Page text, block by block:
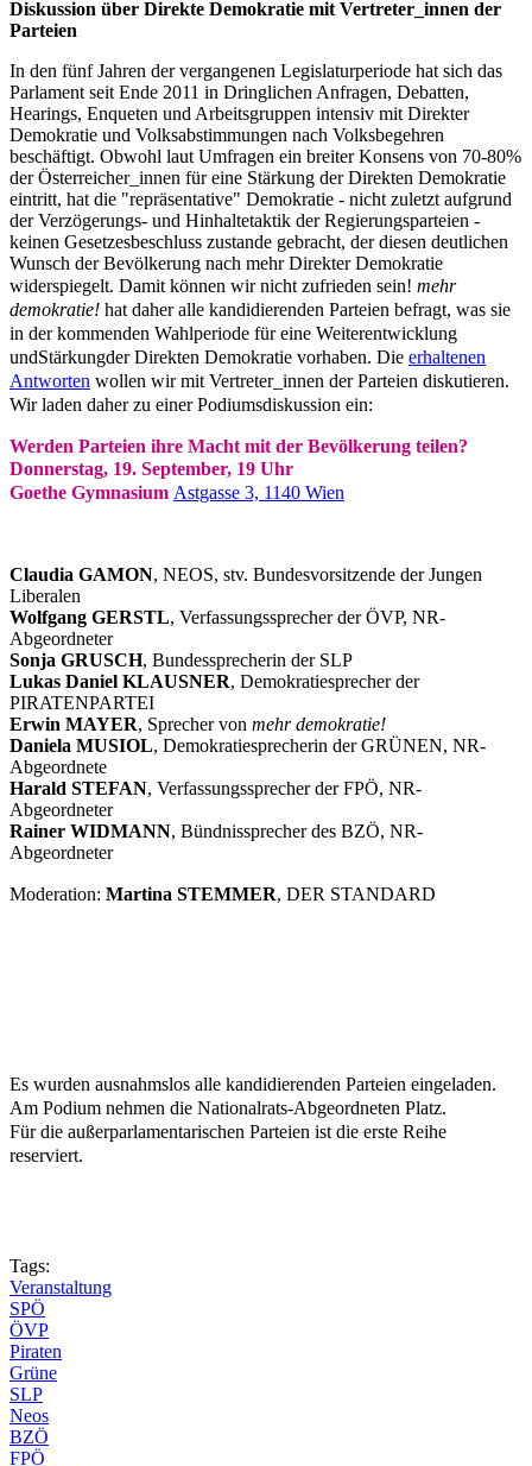
Diskussion über Direkte Demokratie mit Vertreter_innen der
Parteien
In den fünf Jahren der vergangenen Legislaturperiode hat sich das
Parlament seit Ende 2011 in Dringlichen Anfragen, Debatten,
Hearings, Enqueten und Arbeitsgruppen intensiv mit Direkter
Demokratie und Volksabstimmungen nach Volksbegehren
beschäftigt. Obwohl laut Umfragen ein breiter Konsens von 70-80%
der Österreicher_innen für eine Stärkung der Direkten Demokratie
eintritt, hat die "repräsentative" Demokratie - nicht zuletzt aufgrund
der Verzögerungs- und Hinhaltetaktik der Regierungsparteien -
keinen Gesetzesbeschluss zustande gebracht, der diesen deutlichen
Wunsch der Bevölkerung nach mehr Direkter Demokratie
widerspiegelt. Damit können wir nicht zufrieden sein! mehr
demokratie! hat daher alle kandidierenden Parteien befragt, was sie
in der kommenden Wahlperiode für eine Weiterentwicklung
undStärkungder Direkten Demokratie vorhaben. Die erhaltenen
Antworten wollen wir mit Vertreter_innen der Parteien diskutieren.
Wir laden daher zu einer Podiumsdiskussion ein:
Werden Parteien ihre Macht mit der Bevölkerung teilen?
Donnerstag, 19. September, 19 Uhr
Goethe Gymnasium Astgasse 3, 1140 Wien
Claudia GAMON, NEOS, stv. Bundesvorsitzende der Jungen
Liberalen
Wolfgang GERSTL, Verfassungssprecher der ÖVP, NR-
Abgeordneter
Sonja GRUSCH, Bundessprecherin der SLP
Lukas Daniel KLAUSNER, Demokratiesprecher der
PIRATENPARTEI
Erwin MAYER, Sprecher von mehr demokratie!
Daniela MUSIOL, Demokratiesprecherin der GRÜNEN, NR-
Abgeordnete
Harald STEFAN, Verfassungssprecher der FPÖ, NR-
Abgeordneter
Rainer WIDMANN, Bündnissprecher des BZÖ, NR-
Abgeordneter
Moderation: Martina STEMMER, DER STANDARD
Es wurden ausnahmslos alle kandidierenden Parteien eingeladen.
Am Podium nehmen die Nationalrats-Abgeordneten Platz.
Für die außerparlamentarischen Parteien ist die erste Reihe
reserviert.
Tags:
Veranstaltung
SPÖ
ÖVP
Piraten
Grüne
SLP
Neos
BZÖ
FPÖ